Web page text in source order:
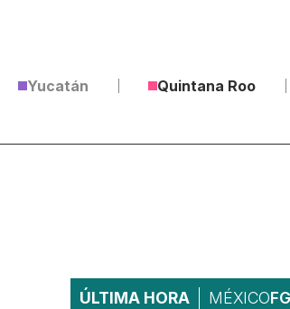
Yucatán Quintana Roo
ÚLTIMA HORA MÉXICO